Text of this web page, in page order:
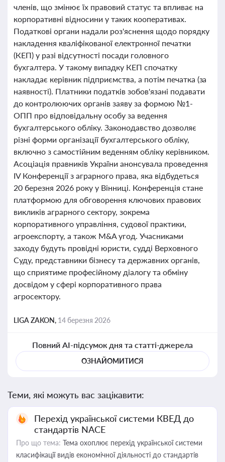
членів, що змінює їх правовий статус та впливає на
корпоративні відносини у таких кооперативах.
Податкові органи надали роз'яснення щодо порядку
накладення кваліфікованої електронної печатки
(КЕП) у разі відсутності посади головного
бухгалтера. У такому випадку КЕП спочатку
накладає керівник підприємства, а потім печатка (за
наявності). Платники податків зобов'язані подавати
до контролюючих органів заяву за формою №1-
ОПП про відповідальну особу за ведення
бухгалтерського обліку. Законодавство дозволяє
різні форми організації бухгалтерського обліку,
включно з самостійним веденням обліку керівником.
Асоціація правників України анонсувала проведення
IV Конференції з аграрного права, яка відбудеться
20 березня 2026 року у Вінниці. Конференція стане
платформою для обговорення ключових правових
викликів аграрного сектору, зокрема
корпоративного управління, судової практики,
агроекспорту, а також M&A угод. Учасниками
заходу будуть провідні юристи, судді Верховного
Суду, представники бізнесу та державних органів,
що сприятиме професійному діалогу та обміну
досвідом у сфері корпоративного права
агросектору.
LIGA ZAKON, 14 березня 2026
Повний AI-підсумок дня та статті-джерела
ОЗНАЙОМИТИСЯ
Теми, які можуть вас зацікавити:
Перехід української системи КВЕД до
стандартів NACE
Про що тема: Тема охоплює перехід української системи
класифікації видів економічної діяльності до стандартів